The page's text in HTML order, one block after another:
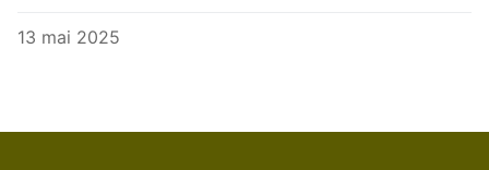
13 mai 2025